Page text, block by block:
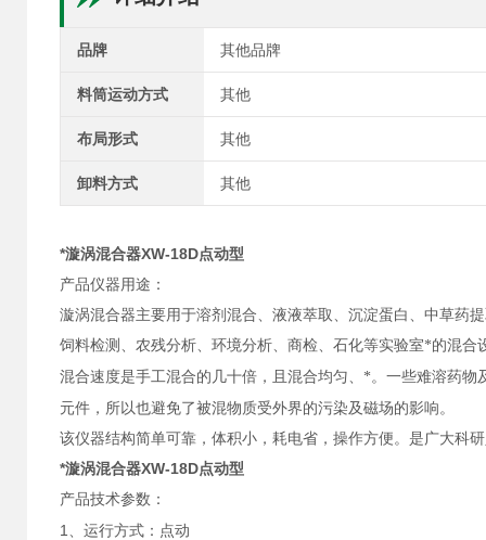
品牌 其他品牌
料筒运动方式 其他
布局形式 其他
卸料方式 其他
*漩涡混合器XW-18D点动型
产品仪器用途：
漩涡混合器主要用于溶剂混合、液液萃取、沉淀蛋白、中草药
饲料检测、农残分析、环境分析、商检、石化等实验室*的混合
混合速度是手工混合的几十倍，且混合均匀、*。一些难溶药物
元件，所以也避免了被混物质受外界的污染及磁场的影响。
该仪器结构简单可靠，体积小，耗电省，操作方便。是广大科
*漩涡混合器XW-18D点动型
产品技术参数：
1、运行方式：点动